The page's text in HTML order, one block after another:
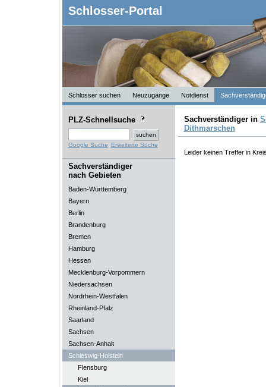
Schlosser-Portal
Schlosser suchen Neuzugänge Notdienst
PLZ-Schnellsuche
Google Suche Erweiterte Suche
Sachverständiger
nach Gebieten
Baden-Württemberg
Bayern
Berlin
Brandenburg
Bremen
Hamburg
Hessen
Mecklenburg-Vorpommern
Niedersachsen
Nordrhein-Westfalen
Rheinland-Pfalz
Saarland
Sachsen
Sachsen-Anhalt
Schleswig-Holstein
Flensburg
Kiel
Sachverständiger in
Dithmarschen
Leider keinen Treffer in